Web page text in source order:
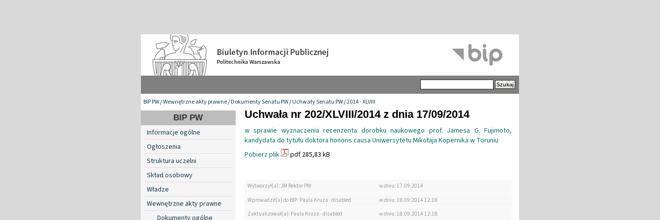
BIP PW/Wewnętrzne akty prawne/Dokumenty Senatu PW/Uchwały Senatu PW/2014 - XLVIII
BIP PW
Informacje ogólne
Ogłoszenia
Struktura uczelni
Skład osobowy
Władze
Wewnętrzne akty prawne
Dokumenty ogólne
Uchwała nr 202/XLVIII/2014 z dnia 17/09/2014
w sprawie wyznaczenia recenzenta dorobku naukowego prof. Jamesa G. Fujimoto,
kandydata do tytułu doktora honoris causa Uniwersytetu Mikołaja Kopernika w Toruniu
Pobierz plik
pdf 285,83 kB
Wytworzył(a): JM Rektor PW
w dniu: 17.09.2014
Wprowadził(a) do BIP: Paula Kruza - disabled
w dniu: 18.09.2014 12:18
Zaktualizował(a): Paula Kruza - disabled
w dniu: 18.09.2014 12:18